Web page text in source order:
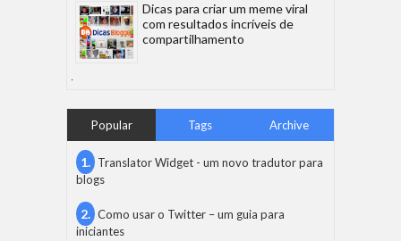
Dicas para criar um meme viral
com resultados incríveis de
compartilhamento
Popular Tags Archive
Translator Widget - um novo tradutor para
blogs
Como usar o Twitter – um guia para
iniciantes